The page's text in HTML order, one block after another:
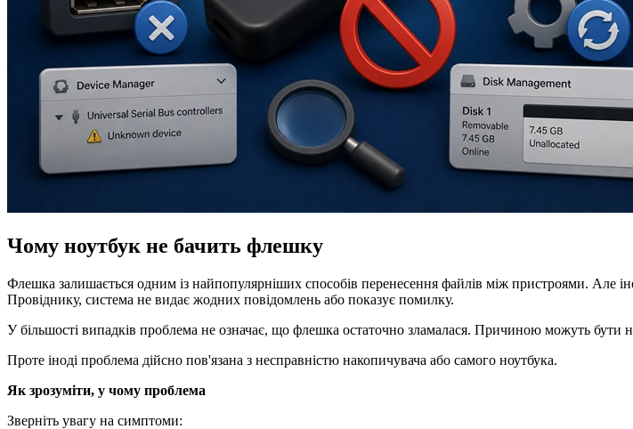
Чому ноутбук не бачить флешку
Флешка залишається одним із найпопулярніших способів перенесення файлів між пристроями. Але
Провіднику, система не видає жодних повідомлень або показує помилку.
У більшості випадків проблема не означає, що флешка остаточно зламалася. Причиною можуть
Проте іноді проблема дійсно пов'язана з несправністю накопичувача або самого ноутбука.
Як зрозуміти, у чому проблема
Зверніть увагу на симптоми: